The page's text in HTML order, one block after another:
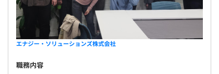
エナジー・ソリューションズ株式会社
職務内容